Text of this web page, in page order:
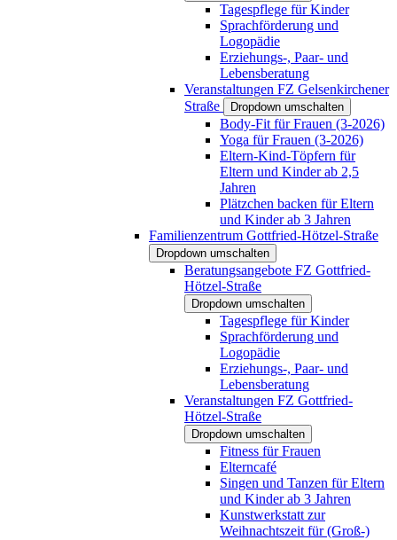
Tagespflege für Kinder
Sprachförderung und
Logopädie
Erziehungs-, Paar- und
Lebensberatung
Veranstaltungen FZ Gelsenkirchener
Straße
Dropdown umschalten
Body-Fit für Frauen (3-2026)
Yoga für Frauen (3-2026)
Eltern-Kind-Töpfern für
Eltern und Kinder ab 2,5
Jahren
Plätzchen backen für Eltern
und Kinder ab 3 Jahren
Familienzentrum Gottfried-Hötzel-Straße
Dropdown umschalten
Beratungsangebote FZ Gottfried-
Hötzel-Straße
Dropdown umschalten
Tagespflege für Kinder
Sprachförderung und
Logopädie
Erziehungs-, Paar- und
Lebensberatung
Veranstaltungen FZ Gottfried-
Hötzel-Straße
Dropdown umschalten
Fitness für Frauen
Elterncafé
Singen und Tanzen für Eltern
und Kinder ab 3 Jahren
Kunstwerkstatt zur
Weihnachtszeit für (Groß-)